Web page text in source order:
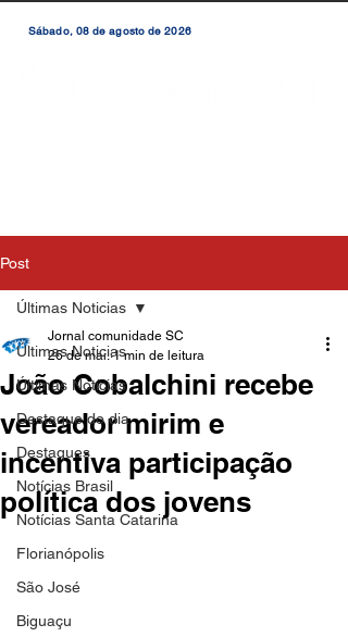
Sábado, 08 de agosto de 2026
Post
Últimas Noticias
Últimas Notícias
Destaque do dia
Destaques
Notícias Brasil
Notícias Santa Catarina
Florianópolis
São José
Biguaçu
Últimas Noticias
João Cobalchini recebe
vereador mirim e
incentiva participação
política dos jovens
Jornal comunidade SC
26 de mai. 1 min de leitura